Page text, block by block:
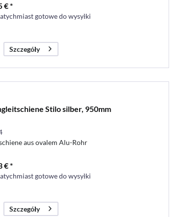
€ *
gotowe do wysyłki
Szczegóły
Stilo silber, 950mm
aus ovalem Alu-Rohr
€ *
gotowe do wysyłki
Szczegóły